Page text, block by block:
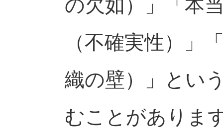
の欠如）」「本
（不確実性）」
織の壁）」とい
むことがありま